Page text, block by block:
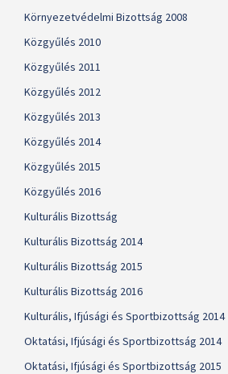
Környezetvédelmi Bizottság 2008
Közgyűlés 2010
Közgyűlés 2011
Közgyűlés 2012
Közgyűlés 2013
Közgyűlés 2014
Közgyűlés 2015
Közgyűlés 2016
Kulturális Bizottság
Kulturális Bizottság 2014
Kulturális Bizottság 2015
Kulturális Bizottság 2016
Kulturális, Ifjúsági és Sportbizottság 2014
Oktatási, Ifjúsági és Sportbizottság 2014
Oktatási, Ifjúsági és Sportbizottság 2015